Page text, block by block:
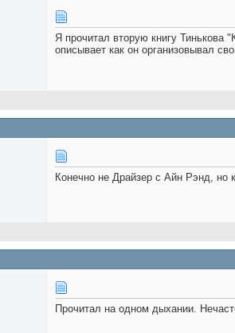
Я прочитал вторую книгу Тинькова
описывает как он организовывал
Конечно не Драйзер с Айн Рэнд, но
Прочитал на одном дыхании.